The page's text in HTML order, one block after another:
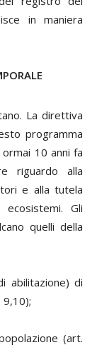
in maniera
La direttiva
programma
10 anni fa
riguardo alla
e alla tutela
Gli
quelli della
abilitazione) di
(art.